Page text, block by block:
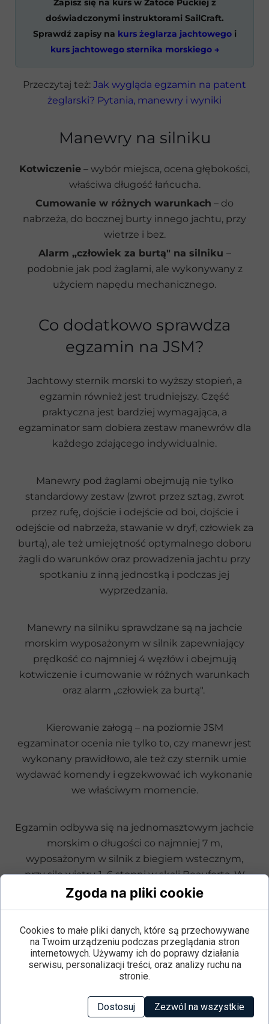
Zapisz się na kurs w Zatoce Puckiej z
doświadczonymi instruktorami SailCraft.
Sprawdź zapisy na kurs żeglarza jachtowegoi
kurs jachtowego sternika morskiego →
Przeczytaj też: Jak wygląda egzamin na patent
żeglarski? Pytania, manewry i wyniki
Manewry na silniku
Kotwiczenie – wybór miejsca, ocena głębokości,
właściwa długość łańcucha.
Cumowanie w różnych warunkach – do
nabrzeża, do bocznej burty innego jachtu, przy
wietrze i bez.
Alarm „człowiek za burtą" na silniku –
podobnie jak pod żaglami, ale wykonywany z
użyciem napędu mechanicznego.
Co dodatkowo sprawdza
egzamin na JSM?
Jachtowy sternik morski to wyższy stopień, a
egzamin również jest trudniejszy. Część
praktyczna jest bardziej wymagająca, a
egzaminator sam dobiera zestaw manewrów dla
każdego zdającego indywidualnie.
Manewry pod żaglami obejmują nie tylko
standardowy zestaw (zwrot przez sztag, zwrot
przez rufę, dojście i odejście od boi, dojście i
odejście od nabrzeża, stawanie w dryf, człowiek za
burtą), ale też umiejętność optymalnego doboru
żagli do warunków oraz prowadzenia jachtu przy
spotkaniu z inną jednostką i podczas jej
wyprzedzania.
Manewry na silniku sprawdzane są na jachcie
morskim wyposażonym w silnik zapewniający
prędkość co najmniej 4 węzłów i obejmują
kotwiczenie i cumowanie w różnych warunkach
oraz alarm „człowiek za burtą".
Kierowanie załogą – na poziomie JSM
egzaminator ocenia nie tylko to, czy manewr jest
wykonany prawidłowo, ale też czy sternik umie
wydawać komendy i egzekwować ich wykonanie
we właściwym momencie.
Egzamin odbywa się na jednomasztowym jachcie
morskim o długości co najmniej 7 m,
wyposażonym w silnik z biegiem wstecznym,
przy sile wiatru 1–6 stopni w skali Beauforta. W
trakcie części praktycznej dopuszcza się
Może Cię zainteresować:6 powodów, dla których
warto zrobić patent JSM już w 2026 roku
Jak się przygotować?
Zgoda na pliki cookie
Cookies to małe pliki danych, które są przechowywane
na Twoim urządzeniu podczas przeglądania stron
internetowych. Używamy ich do poprawy działania
serwisu, personalizacji treści, oraz analizy ruchu na
stronie.
Dostosuj Zezwól na wszystkie